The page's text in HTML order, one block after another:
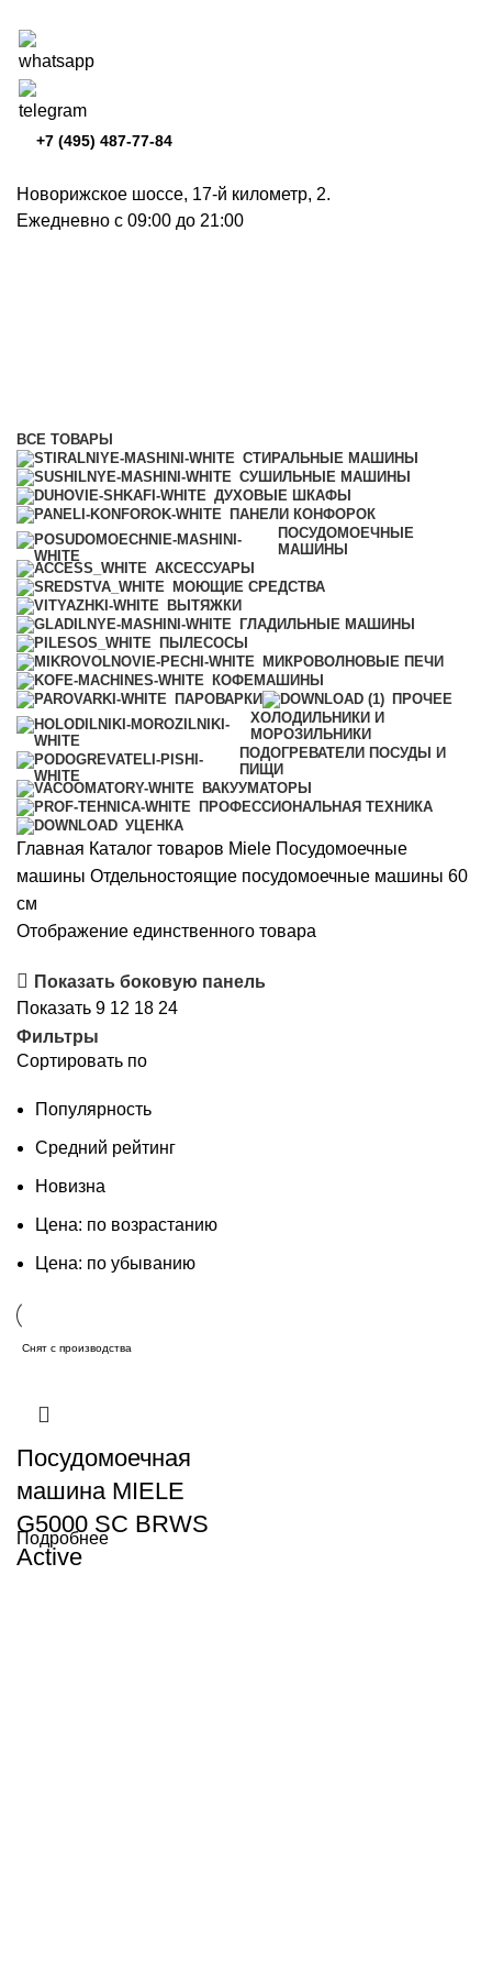
+7 (495) 487-77-84
Новорижское шоссе, 17-й километр, 2.
Ежедневно с 09:00 до 21:00
ВСЕ ТОВАРЫ
СТИРАЛЬНЫЕ МАШИНЫ
СУШИЛЬНЫЕ МАШИНЫ
ДУХОВЫЕ ШКАФЫ
ПАНЕЛИ КОНФОРОК
ПОСУДОМОЕЧНЫЕ
МАШИНЫ
АКСЕССУАРЫ
МОЮЩИЕ СРЕДСТВА
ВЫТЯЖКИ
ГЛАДИЛЬНЫЕ МАШИНЫ
ПЫЛЕСОСЫ
МИКРОВОЛНОВЫЕ ПЕЧИ
КОФЕМАШИНЫ
ПАРОВАРКИ
ПРОЧЕЕ
ХОЛОДИЛЬНИКИ И
МОРОЗИЛЬНИКИ
ПОДОГРЕВАТЕЛИ ПОСУДЫ И
ПИЩИ
ВАКУУМАТОРЫ
ПРОФЕССИОНАЛЬНАЯ ТЕХНИКА
УЦЕНКА
Главная Каталог товаров Miele Посудомоечные
машины Отдельностоящие посудомоечные машины 60
см
Отображение единственного товара
Показать боковую панель
Показать 9 12 18 24
Фильтры
Сортировать по
Популярность
Средний рейтинг
Новизна
Цена: по возрастанию
Цена: по убыванию
Снят с производства
Посудомоечная
машина MIELE
G5000 SC BRWS
Active
Подробнее